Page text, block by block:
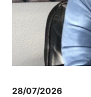
28/07/2026